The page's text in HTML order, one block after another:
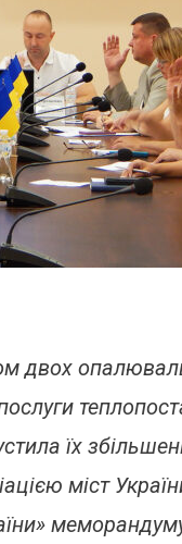
двох
їх
міст